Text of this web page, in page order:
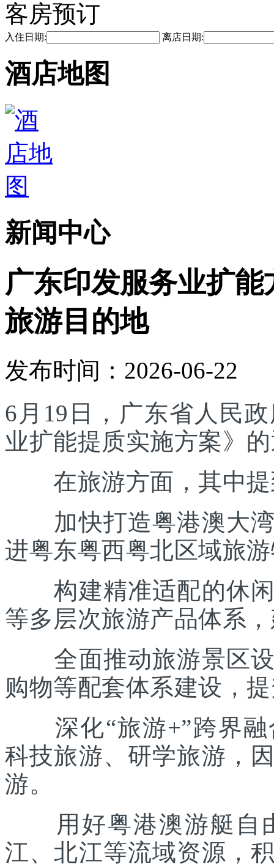
客房预订
入住日期: 离店日期:
酒店地图
新闻中心
广东印发服务业扩
旅游目的地
发布时间：2026-06-22
6月19日，广东省人民
业扩能提质实施方案》
在旅游方面，其中提
加快打造粤港澳大湾
进粤东粤西粤北区域旅
构建精准适配的休闲
等多层次旅游产品体系
全面推动旅游景区设
购物等配套体系建设，
深化“旅游+”跨界融
科技旅游、研学旅游，
游。
用好粤港澳游艇自
江、北江等流域资源，